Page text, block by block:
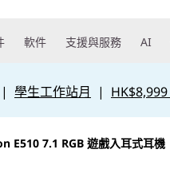
軟件 支援與服務 AI
| 學生工作站月 |
E510 7.1 RGB 遊戲入耳式耳機